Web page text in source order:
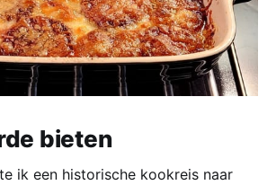
bieten
ik een historische kookreis naar